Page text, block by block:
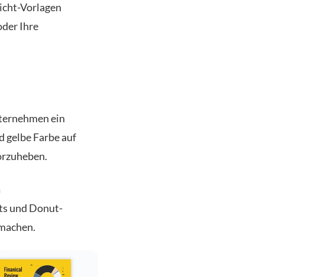
Vorlagen
Ihre
ein
gelbe Farbe auf
und Donut-